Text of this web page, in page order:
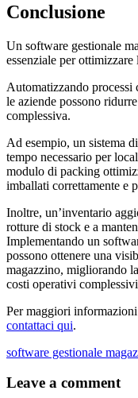
Conclusione
Un software gestionale
essenziale per
Automatizzando
le aziende possono
complessiva.
Ad esempio, un sistema
tempo necessario per
modulo di packing
imballati correttamente e
Inoltre, un’inventario
rotture di stock e a
Implementando un
possono ottenere una
magazzino, migliorando
costi operativi
Per maggiori
contattaci qui.
software gestionale
Leave a comment